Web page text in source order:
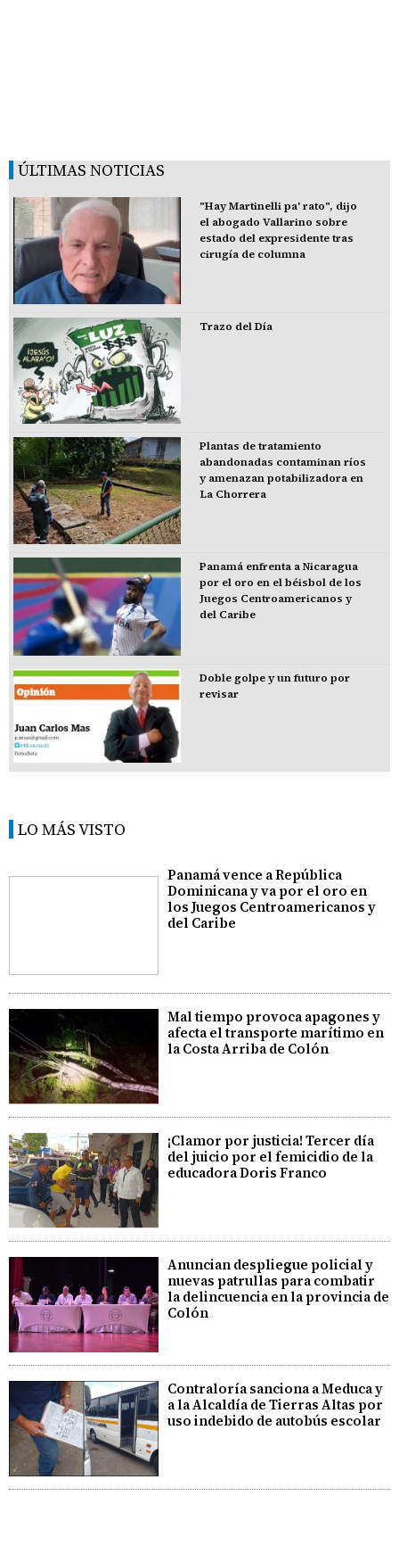
ÚLTIMAS NOTICIAS
"Hay Martinelli pa' rato", dijo
el abogado Vallarino sobre
estado del expresidente tras
cirugía de columna
Trazo del Día
Plantas de tratamiento
abandonadas contaminan ríos
y amenazan potabilizadora en
La Chorrera
Panamá enfrenta a Nicaragua
por el oro en el béisbol de los
Juegos Centroamericanos y
del Caribe
Doble golpe y un futuro por
revisar
LO MÁS VISTO
Panamá vence a República
Dominicana y va por el oro en
los Juegos Centroamericanos y
del Caribe
Mal tiempo provoca apagones y
afecta el transporte marítimo en
la Costa Arriba de Colón
¡Clamor por justicia! Tercer día
del juicio por el femicidio de la
educadora Doris Franco
Anuncian despliegue policial y
nuevas patrullas para combatir
la delincuencia en la provincia de
Colón
Contraloría sanciona a Meduca y
a la Alcaldía de Tierras Altas por
uso indebido de autobús escolar